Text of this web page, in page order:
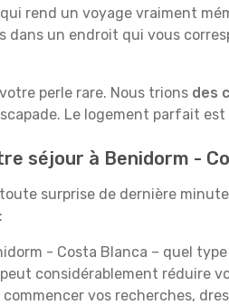
rend un voyage vraiment
dans un endroit qui vous
perle rare. Nous trions des
Le logement parfait est
séjour à Benidorm -
surprise de dernière
- Costa Blanca – quel
considérablement réduire
vos recherches,